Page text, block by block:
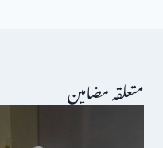
متعلقہ مضامین